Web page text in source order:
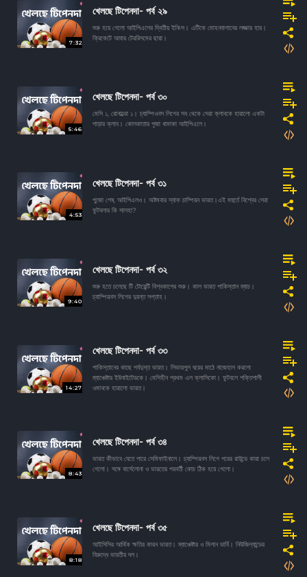
7:32
খেলছে টিপেনদা- পর্ব ২৯
শুরু হয়ে গেলো আইপিএলের দ্বিতীয় ইনিংস। এটিকে মোহনবাগানের লজ্জার হার।
ক্রিকেটে আবার টেররিসমের ছায়া।
5:46
খেলছে টিপেনদা- পর্ব ৩০
মেসি ১, রোনাল্ডো ১। চ্যাম্পিওনস লিগের সব থেকে সেরা ক্লাবকে হারালো একটা
পাড়ার ক্লাব। কোলকাতার পূজা ধামাকা আইপিএলে।
4:53
খেলছে টিপেনদা- পর্ব ৩১
পুজো শেষ, আইপিএলও। অষ্টমবার স্যাফ চাম্পিয়ন ভারত।এই মহুর্তে বিশ্বের সেরা
ফুটবলার কি সালহা?
9:40
খেলছে টিপেনদা- পর্ব ৩২
শুরু হতে চলেছে টি টোয়েন্টি বিশ্বকাপের শুরু। কাল ভারত পাকিস্তান ম্যাচ।
চ্যাম্পিয়নস লিগের দুরন্ত সপ্তাহ।
14:27
খেলছে টিপেনদা- পর্ব ৩৩
পাকিস্তানের কাছে পর্যদুস্ত ভারত। লিভারপুল ঘরের মাঠে নাজেহাল করলো
ম্যাঞ্চেষ্টার ইউনাইটেডকে। মেসিহীন প্রথম এল ক্লাসিকো। ফুটবলে শক্তিশালী
ওমানকে হারালো ভারত।
8:43
খেলছে টিপেনদা- পর্ব ৩৪
ভারত কীভাবে যেতে পারে সেমিফাইনালে। চ্যাম্পিয়নস লিগে পরের রাউন্ডে কারা চলে
গেলো। সঙ্গে বার্সেলোনা ও ভারতের পরবর্তী কোচ ঠিক হয়ে গেলো।
8:18
খেলছে টিপেনদা- পর্ব ৩৫
আইসিসির আর্থিক ক্ষতির কারন ভারত। ম্যাঞ্চেষ্টার ও মিলান ডার্বি। নিউজিল্যান্ডের
বিরুদ্ধে ভারতীয় দল।